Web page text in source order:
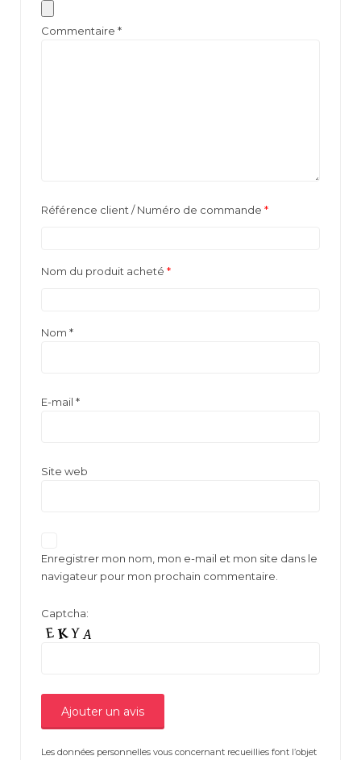
Commentaire *
Référence client / Numéro de commande *
Nom du produit acheté *
Nom *
E-mail *
Site web
Enregistrer mon nom, mon e-mail et mon site dans le
navigateur pour mon prochain commentaire.
Captcha:
Les données personnelles vous concernant recueillies font l’objet